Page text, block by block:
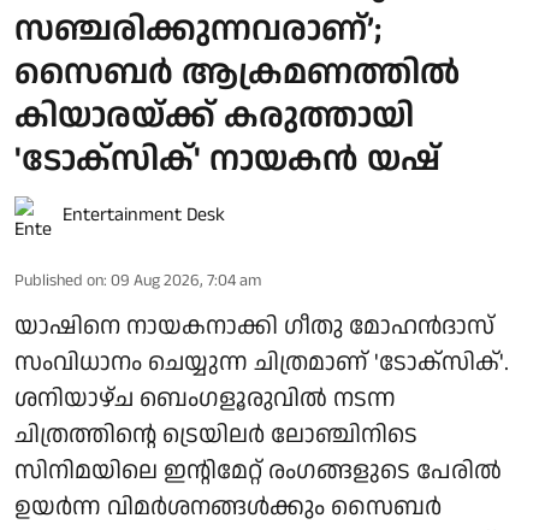
സഞ്ചരിക്കുന്നവരാണ്’;
സൈബർ ആക്രമണത്തിൽ
കിയാരയ്ക്ക് കരുത്തായി
'ടോക്സിക്' നായകൻ യഷ്
Entertainment Desk
Published on: 09 Aug 2026, 7:04 am
യാഷിനെ നായകനാക്കി ഗീതു മോഹൻദാസ്
സംവിധാനം ചെയ്യുന്ന ചിത്രമാണ് 'ടോക്സിക്'.
ശനിയാഴ്ച ബെംഗളൂരുവിൽ നടന്ന
ചിത്രത്തിന്റെ ട്രെയിലർ ലോഞ്ചിനിടെ
സിനിമയിലെ ഇന്റിമേറ്റ് രംഗങ്ങളുടെ പേരിൽ
ഉയർന്ന വിമർശനങ്ങൾക്കും സൈബർ